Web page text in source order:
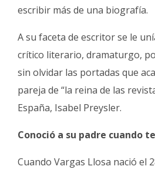
escribir más de una biografía.
A su faceta de escritor se le
crítico literario, dramaturgo,
sin olvidar las portadas que
pareja de “la reina de las
España, Isabel Preysler.
Conoció a su padre cuando
Cuando Vargas Llosa nació el